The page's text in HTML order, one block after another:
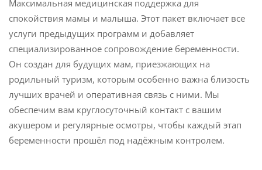
Максимальная медицинская поддержка для
спокойствия мамы и малыша. Этот пакет включает все
услуги предыдущих программ и добавляет
специализированное сопровождение беременности.
Он создан для будущих мам, приезжающих на
родильный туризм, которым особенно важна близость
лучших врачей и оперативная связь с ними. Мы
обеспечим вам круглосуточный контакт с вашим
акушером и регулярные осмотры, чтобы каждый этап
беременности прошёл под надёжным контролем.